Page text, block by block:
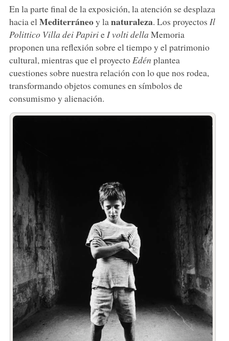
En la parte final de la exposición, la atención se desplaza
hacia elMediterráneoy lanaturaleza. Los proyectos Il
Polittico Villa dei PapirieI volti della Memoria
proponen una reflexión sobre el tiempo y el patrimonio
cultural, mientras que el proyectoEdén plantea
cuestiones sobre nuestra relación con lo que nos rodea,
transformando objetos comunes en símbolos de
consumismo y alienación.